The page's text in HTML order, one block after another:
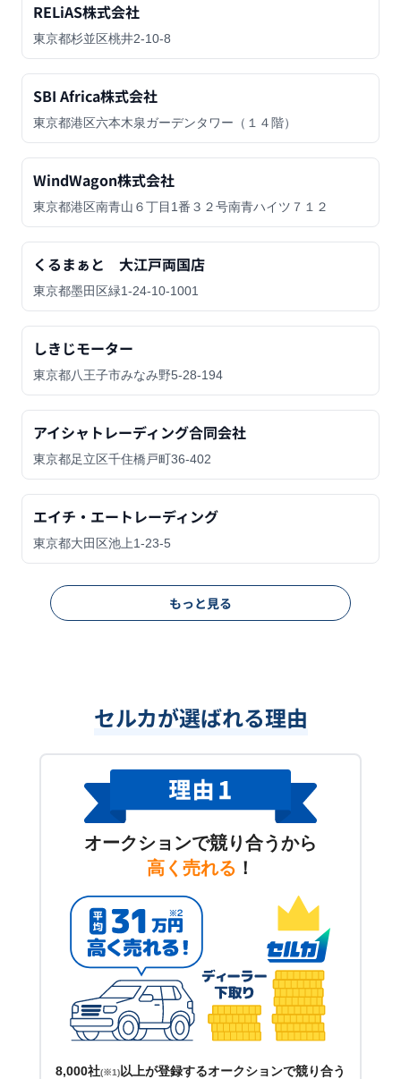
RELiAS株式会社
東京都杉並区桃井2-10-8
SBI Africa株式会社
東京都港区六本木泉ガーデンタワー（１４階）
WindWagon株式会社
東京都港区南青山６丁目1番３２号南青ハイツ７１２
くるまぁと 大江戸両国店
東京都墨田区緑1-24-10-1001
しきじモーター
東京都八王子市みなみ野5-28-194
アイシャトレーディング合同会社
東京都足立区千住橋戸町36-402
エイチ・エートレーディング
東京都大田区池上1-23-5
もっと見る
セルカが選ばれる理由
オークションで競り合うから
高く売れる ！
8,000社(※1) 以上が登録するオークションで競り合う